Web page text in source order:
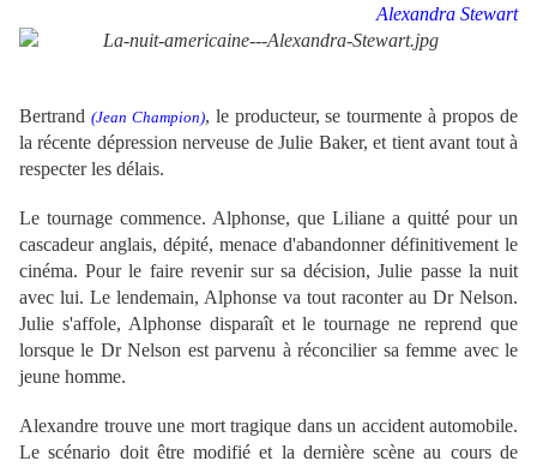
Alexandra Stewart
Bertrand (Jean Champion), le producteur, se tourmente à propos de
la récente dépression nerveuse de Julie Baker, et tient avant tout à
respecter les délais.
Le tournage commence. Alphonse, que Liliane a quitté pour un
cascadeur anglais, dépité, menace d'abandonner définitivement le
cinéma. Pour le faire revenir sur sa décision, Julie passe la nuit
avec lui. Le lendemain, Alphonse va tout raconter au Dr Nelson.
Julie s'affole, Alphonse disparaît et le tournage ne reprend que
lorsque le Dr Nelson est parvenu à réconcilier sa femme avec le
jeune homme.
Alexandre trouve une mort tragique dans un accident automobile.
Le scénario doit être modifié et la dernière scène au cours de